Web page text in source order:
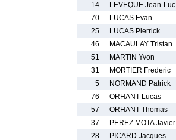
14
LEVEQUE Jean-Luc
70
LUCAS Evan
25
LUCAS Pierrick
46
MACAULAY Tristan
51
MARTIN Yvon
31
MORTIER Frederic
5
NORMAND Patrick
76
ORHANT Lucas
57
ORHANT Thomas
37
PEREZ MOTA Javier
28
PICARD Jacques